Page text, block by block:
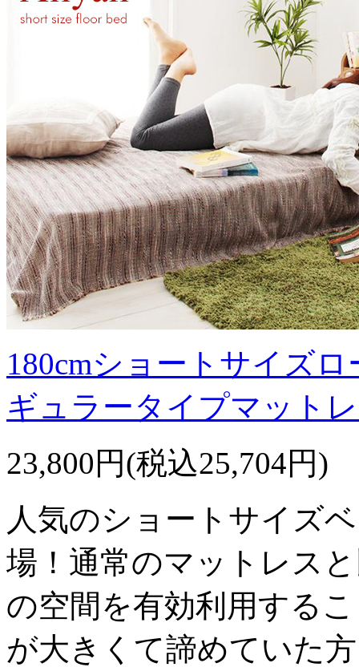
180cmショートサイズ
ギュラータイプマット
23,800円(税込25,704円)
人気のショートサイズ
場！通常のマットレス
の空間を有効利用する
が大きくて諦めていた